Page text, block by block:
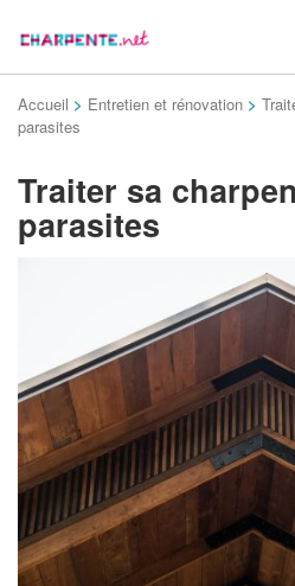
Accueil > Entretien et rénovation >
parasites
Traiter sa
parasites